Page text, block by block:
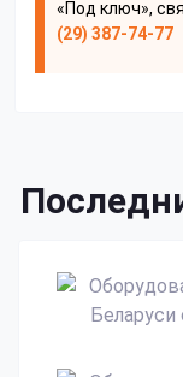
«Под ключ»,
(29) 387-74-77